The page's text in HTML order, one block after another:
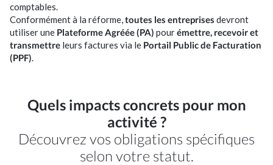
comptables.
Conformément à la réforme,toutes les entreprises devront
utiliser une Plateforme Agréée (PA) pourémettre, recevoir et
transmettre leurs factures via le Portail Public de Facturation
(PPF).
Quels impacts concrets pour mon
activité ?
Découvrez vos obligations spécifiques
selon votre statut.